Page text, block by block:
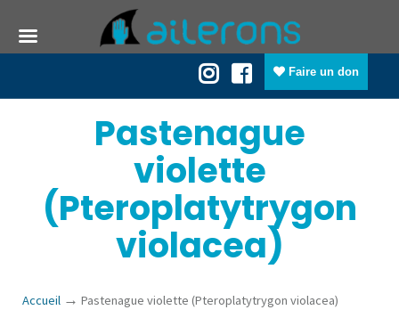
Faire un don
Pastenague
violette
(Pteroplatytrygon
violacea)
Accueil → Pastenague violette (Pteroplatytrygon violacea)